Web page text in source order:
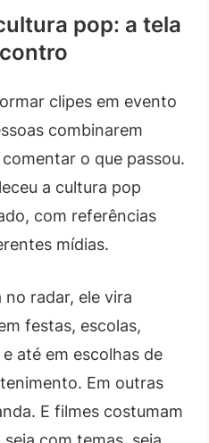
pop: a tela
clipes em evento
combinarem
o que passou.
a cultura pop
com referências
mídias.
radar, ele vira
festas, escolas,
até em escolhas de
Em outras
E filmes costumam